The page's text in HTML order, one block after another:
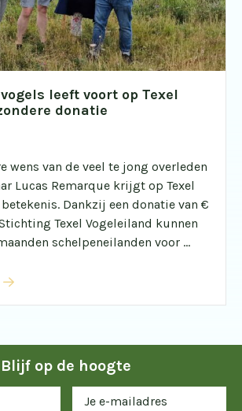
leeft voort op Texel
donatie
wens van de veel te jong overleden
Lucas Remarque krijgt op Texel
Dankzij een donatie van €
Texel Vogeleiland kunnen
schelpeneilanden voor ...
Blijf op de hoogte